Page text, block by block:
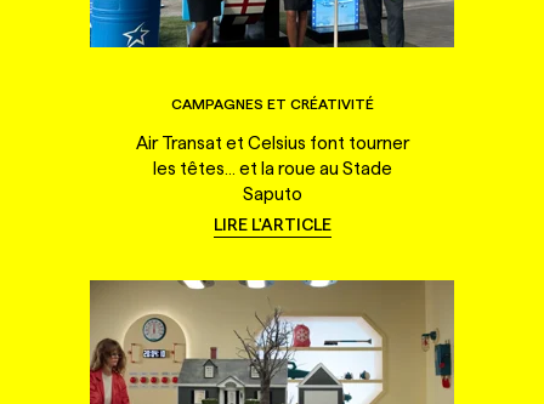
CAMPAGNES ET CRÉATIVITÉ
Air Transat et Celsius font tourner
les têtes... et la roue au Stade
Saputo
LIRE L'ARTICLE